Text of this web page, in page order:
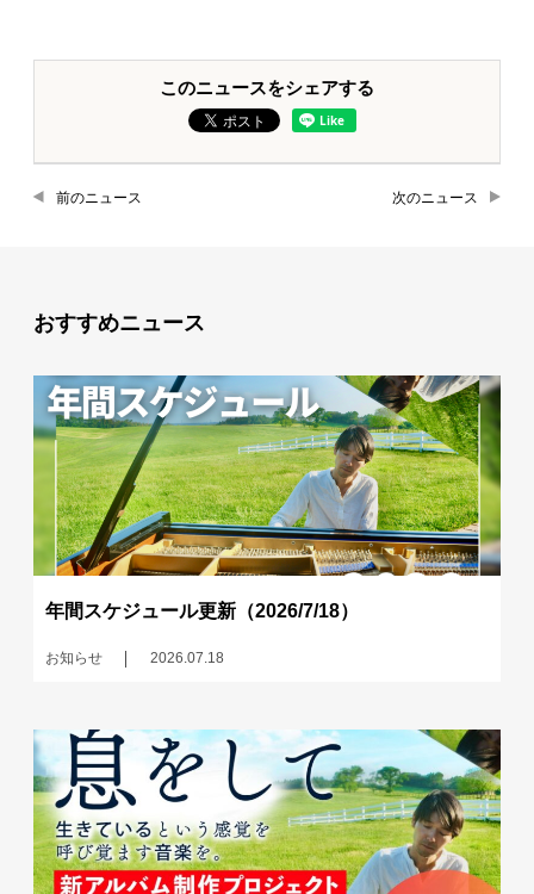
このニュースをシェアする
前のニュース 次のニュース
おすすめニュース
年間スケジュール更新（2026/7/18）
お知らせ 2026.07.18